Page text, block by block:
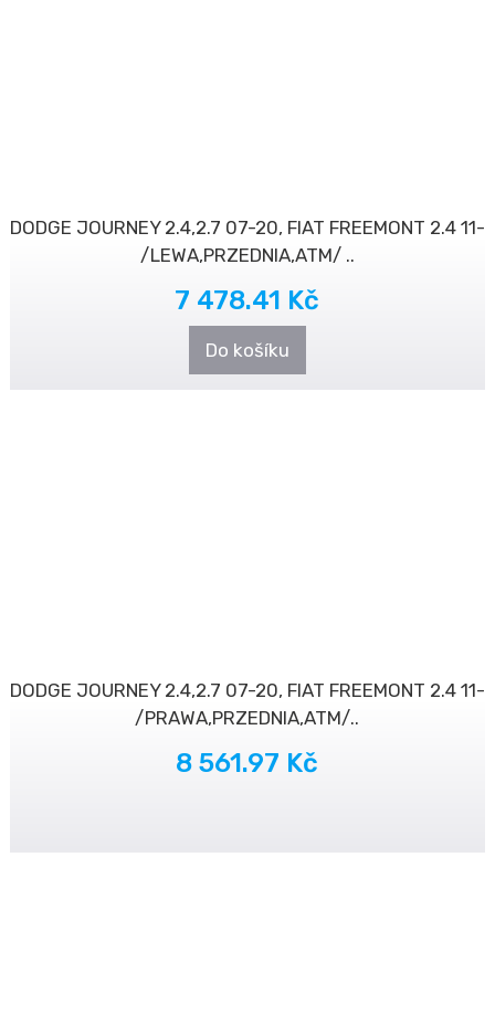
DODGE JOURNEY 2.4,2.7 07-20, FIAT FREEMONT 2.4 11-
/LEWA,PRZEDNIA,ATM/ ..
7 478.41 Kč
Do košíku
DODGE JOURNEY 2.4,2.7 07-20, FIAT FREEMONT 2.4 11-
/PRAWA,PRZEDNIA,ATM/..
8 561.97 Kč